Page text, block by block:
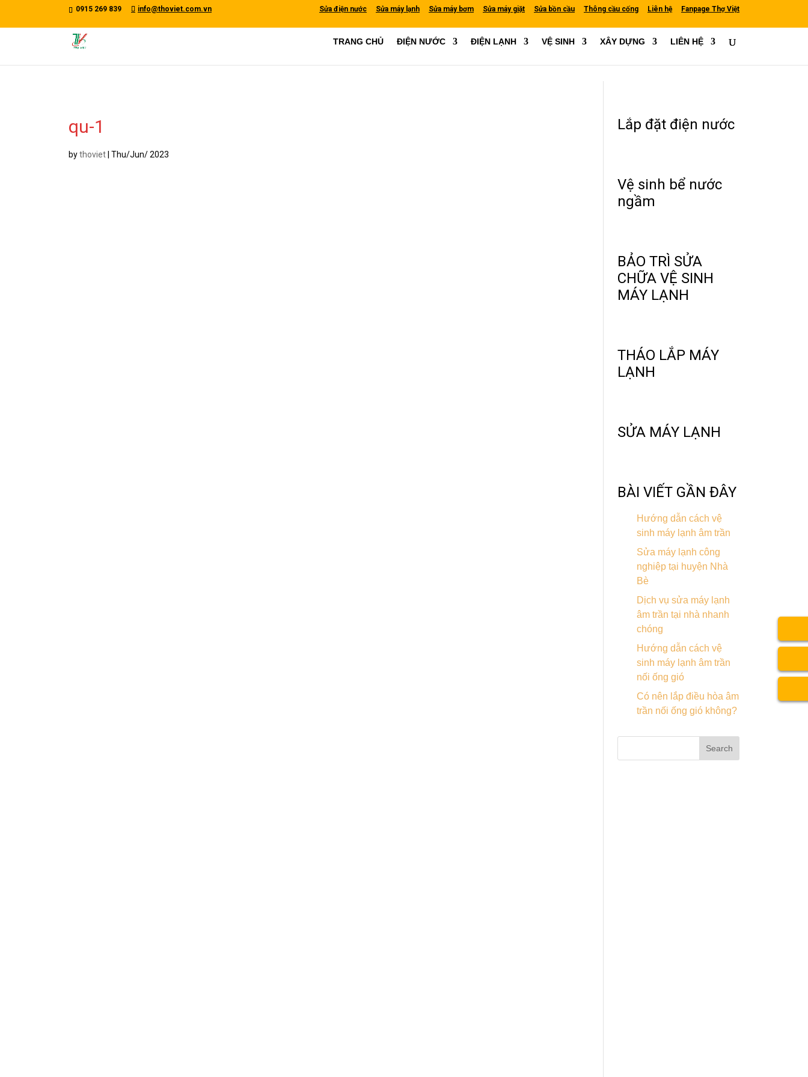
0915 269 839 info@thoviet.com.vn Sửa điện nước Sửa máy lạnh Sửa máy bơm Sửa máy giặt Sửa bồn cầu Thông cầu cống Liên hệ Fanpage Thợ Việt
TRANG CHỦ ĐIỆN NƯỚC ĐIỆN LẠNH VỆ SINH XÂY DỰNG LIÊN HỆ
qu-1
bythoviet Thu/Jun/ 2023
Lắp đặt điện nước
Vệ sinh bể nước
ngầm
BẢO TRÌ SỬA
CHỮA VỆ SINH
MÁY LẠNH
THÁO LẮP MÁY
LẠNH
SỬA MÁY LẠNH
BÀI VIẾT GẦN ĐÂY
Hướng dẫn cách vệ
sinh máy lạnh âm trần
Sửa máy lạnh công
nghiệp tại huyện Nhà
Bè
Dịch vụ sửa máy lạnh
âm trần tại nhà nhanh
chóng
Hướng dẫn cách vệ
sinh máy lạnh âm trần
nối ống gió
Có nên lắp điều hòa âm
trần nối ống gió không?